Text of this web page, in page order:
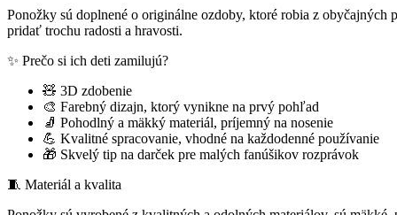
Ponožky sú doplnené o originálne ozdoby, ktoré robia z
pridať trochu radosti a hravosti.
✨ Prečo si ich deti zamilujú?
🧸 3D zdobenie
🎨 Farebný dizajn, ktorý vynikne na prvý pohľad
🧦 Pohodlný a mäkký materiál, príjemný na nosenie
💪 Kvalitné spracovanie, vhodné na každodenné používanie
🎁 Skvelý tip na darček pre malých fanúšikov rozprávok
🧵 Materiál a kvalita